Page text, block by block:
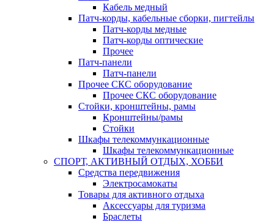
Кабель медный
Патч-корды, кабельные сборки, пигтейлы
Патч-корды медные
Патч-корды оптические
Прочее
Патч-панели
Патч-панели
Прочее СКС оборудование
Прочее СКС оборудование
Стойки, кронштейны, рамы
Кронштейны/рамы
Стойки
Шкафы телекоммункационные
Шкафы телекоммункационные
СПОРТ, АКТИВНЫЙ ОТДЫХ, ХОББИ
Средства передвижения
Электросамокаты
Товары для активного отдыха
Аксессуары для туризма
Браслеты